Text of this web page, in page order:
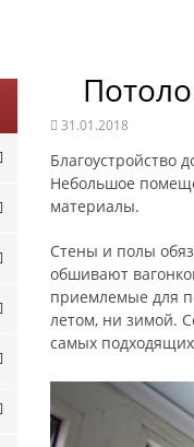
31.01.2018
Благоустройство
Небольшое
материалы.
Стены и полы
обшивают
приемлемые для
летом, ни зимой.
самых